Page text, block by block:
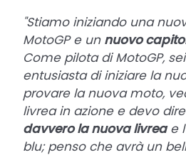
"Stiamo iniziando una
MotoGP e un nuovo
Come pilota di MotoGP,
entusiasta di iniziare la
provare la nuova moto,
livrea in azione e devo
davvero la nuova livreae
blu; penso che avrà un